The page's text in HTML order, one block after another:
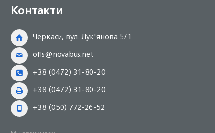
Контакти
Черкаси, вул. Лук'янова 5/1
ofis@novabus.net
+38 (0472) 31-80-20
+38 (0472) 31-80-20
+38 (050) 772-26-52